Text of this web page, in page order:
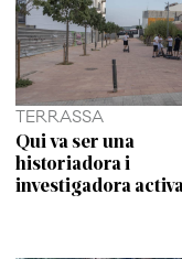
TERRASSA
Qui va ser una
historiadora i
investigadora activa